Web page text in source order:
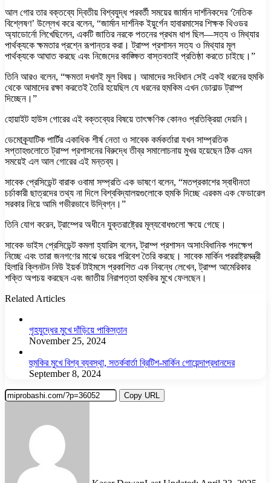
আল গোর তার বক্তব্যে দ্বিতীয় বিশ্বযুদ্ধ পরবর্তী সময়ের জার্মান দার্শনিকদের ‘নৈতিক
বিশ্লেষণ’ উল্লেখ করে বলেন, “জার্মান দার্শনিক ইয়ুর্গেন হাবারমাসের শিক্ষক থিওডর
অ্যাডোর্নো লিখেছিলেন, একটি জাতির নরকে পতনের প্রথম ধাপ ছিল—সত্য ও মিথ্যার
পার্থক্যকে ক্ষমতার প্রশ্নে রূপান্তর করা। ট্রাম্প প্রশাসন সত্য ও মিথ্যার মূল
পার্থক্যকে আঘাত করছে এবং নিজেদের কাঙ্ক্ষিত বাস্তবতাই প্রতিষ্ঠা করতে চাইছে।”
তিনি আরও বলেন, “ক্ষমতা দখলই মূল বিষয়। আমাদের সংবিধান সেই একই ধরনের হুমকি
থেকে আমাদের রক্ষা করতেই তৈরি হয়েছিল যে ধরনের হুমকিম এখন ডোনাল্ড ট্রাম্প
দিচ্ছেন।”
হোয়াইট হাউস গোরের এই বক্তব্যের বিষয়ে তাৎক্ষণিক কোনও প্রতিক্রিয়া দেয়নি।
ডেমোক্র্যাটিক পার্টির একাধিক শীর্ষ নেতা ও সাবেক কর্মকর্তারা যখন সাম্প্রতিক
সপ্তাহগুলোতে ট্রাম্প প্রশাসনের বিরুদ্ধে তীব্র সমালোচনায় মুখর হয়েছেন ঠিক এমন
সময়েই এল আল গোরের এই মন্তব্য।
সাবেক প্রেসিডেন্ট বারাক ওবামা সম্প্রতি এক ভাষণে বলেন, “মতপ্রকাশের স্বাধীনতা
চর্চাকারী ছাত্রদের তথ্য না দিলে বিশ্ববিদ্যালয়গুলোকে হুমকি দিচ্ছে এরকম এক ফেডারেল
সরকার নিয়ে আমি গভীরভাবে উদ্বিগ্ন।”
তিনি যোগ করেন, ট্রাম্পের অধীনে যুক্তরাষ্ট্রের মূল্যবোধগুলো ক্ষয়ে গেছে।
সাবেক ভাইস প্রেসিডেন্ট কমলা হ্যারিস বলেন, ট্রাম্প প্রশাসন অসাংবিধানিক পদক্ষেপ
নিচ্ছে এবং তারা জনগণের মাঝে ভয়ের পরিবেশ তৈরি করছে। সাবেক মার্কিন পররাষ্ট্রমন্ত্রী
হিলারি ক্লিনটন নিউ ইয়র্ক টাইমসে প্রকাশিত এক নিবন্ধে লেখেন, ট্রাম্প আমেরিকার
শক্তি অপচয় করছেন এবং জাতীয় নিরাপত্তা হুমকির মুখে ফেলছেন।
Related Articles
গৃহযুদ্ধের মুখে দাঁড়িয়ে পাকিস্তান
November 25, 2024
হুমকির মুখে বিশ্ব ব্যবস্থা, সতর্কবার্তা ব্রিটিশ-মার্কিন গোয়েন্দাপ্রধানদের
September 8, 2024
Copy URL